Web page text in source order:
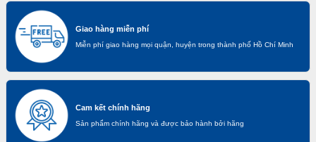
Giao hàng miễn phí
Miễn phí giao hàng mọi quận, huyện trong thành phố Hồ Chí Minh
Cam kết chính hãng
Sản phẩm chính hãng và được bảo hành bởi hãng